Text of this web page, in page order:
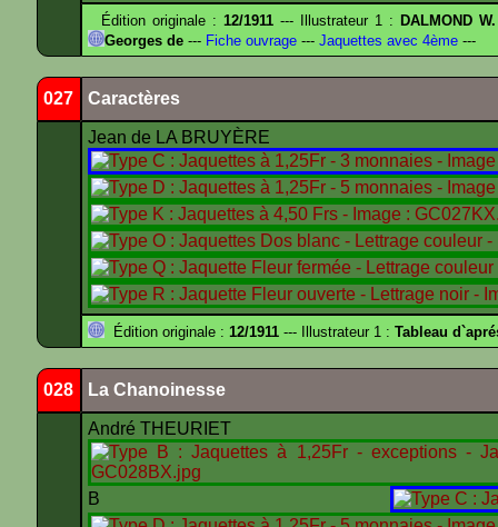
Édition originale : 12/1911 --- Illustrateur 1 : DALMOND W.
Georges de --- Fiche ouvrage --- Jaquettes avec 4ème ---
027 Caractères
Jean de LA BRUYÈRE
Édition originale : 12/1911 --- Illustrateur 1 : Tableau
028 La Chanoinesse
André THEURIET
B